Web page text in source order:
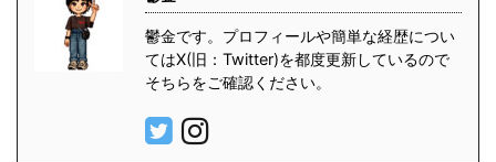
鬱金です。プロフィールや簡単な経歴につい
てはX(旧：Twitter)を都度更新しているので
そちらをご確認ください。